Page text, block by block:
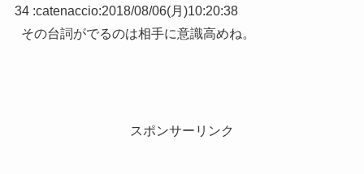
34 :catenaccio:2018/08/06(月)10:20:38
その台詞がでるのは相手に意識高めね。
スポンサーリンク